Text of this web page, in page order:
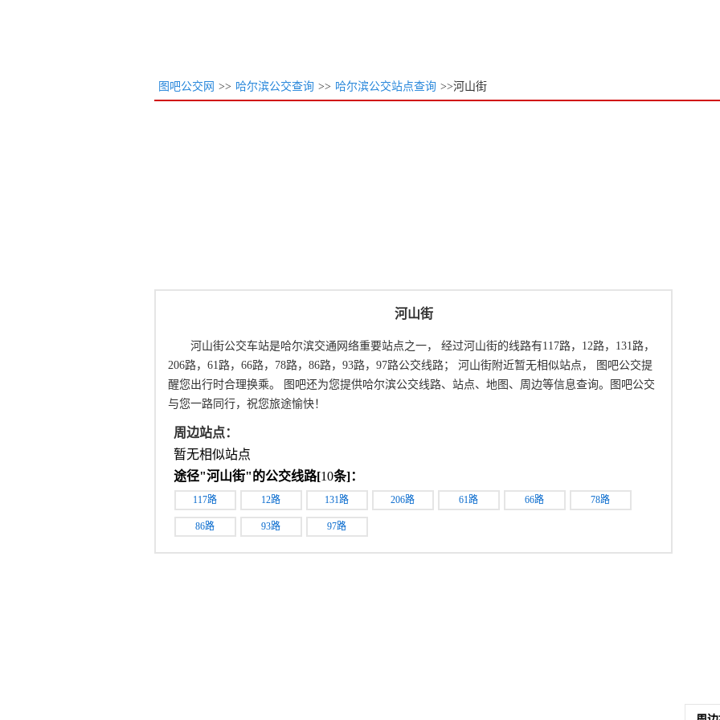
图吧公交网 >> 哈尔滨公交查询 >> 哈尔滨公交站点查询 >>河山街
河山街
河山街公交车站是哈尔滨交通网络重要站点之一， 经过河山街的线路有117路，12路，131路，
206路，61路，66路，78路，86路，93路，97路公交线路； 河山街附近暂无相似站点， 图吧公交提
醒您出行时合理换乘。 图吧还为您提供哈尔滨公交线路、站点、地图、周边等信息查询。图吧公交
与您一路同行，祝您旅途愉快！
周边站点：
暂无相似站点
途径"河山街"的公交线路[10条]：
117路 12路 131路 206路 61路 66路 78路
86路 93路 97路